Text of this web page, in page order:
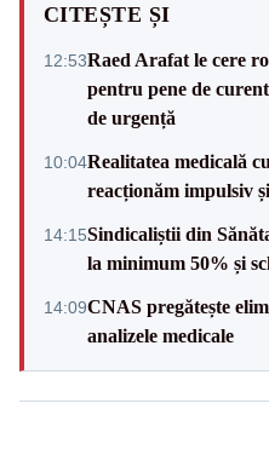
CITEȘTE ȘI
12:53Raed Arafat le cere
pentru pene de
de urgență
10:04Realitatea medicală
reacționăm impulsiv
14:15Sindicaliștii din
la minimum 50% și
14:09CNAS pregătește
analizele medicale